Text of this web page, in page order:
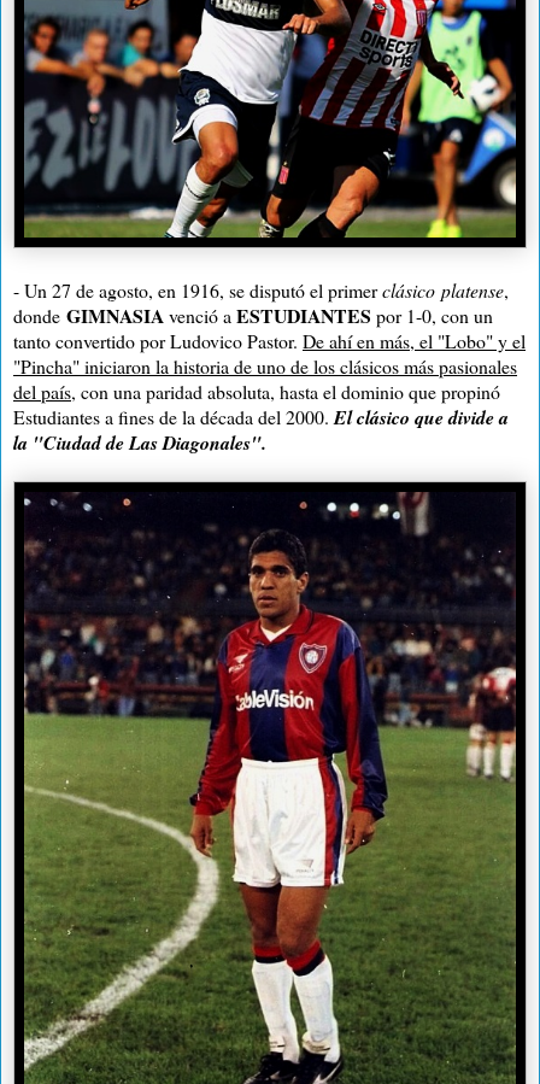
- Un 27 de agosto, en 1916, se disputó el primerclásico platense,
donde GIMNASIAvenció a ESTUDIANTES por 1-0, con un
tanto convertido por Ludovico Pastor. De ahí en más, el "Lobo" y el
"Pincha" iniciaron la historia de uno de los clásicos más pasionales
del país, con una paridad absoluta, hasta el dominio que propinó
Estudiantes a fines de la década del 2000. El clásico que divide a
la "Ciudad de Las Diagonales".